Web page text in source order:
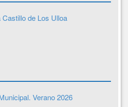
Castillo de Los Ulloa
Verano 2026